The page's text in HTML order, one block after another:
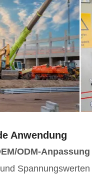
Anwendung
ODM-Anpassung
Spannungswerten